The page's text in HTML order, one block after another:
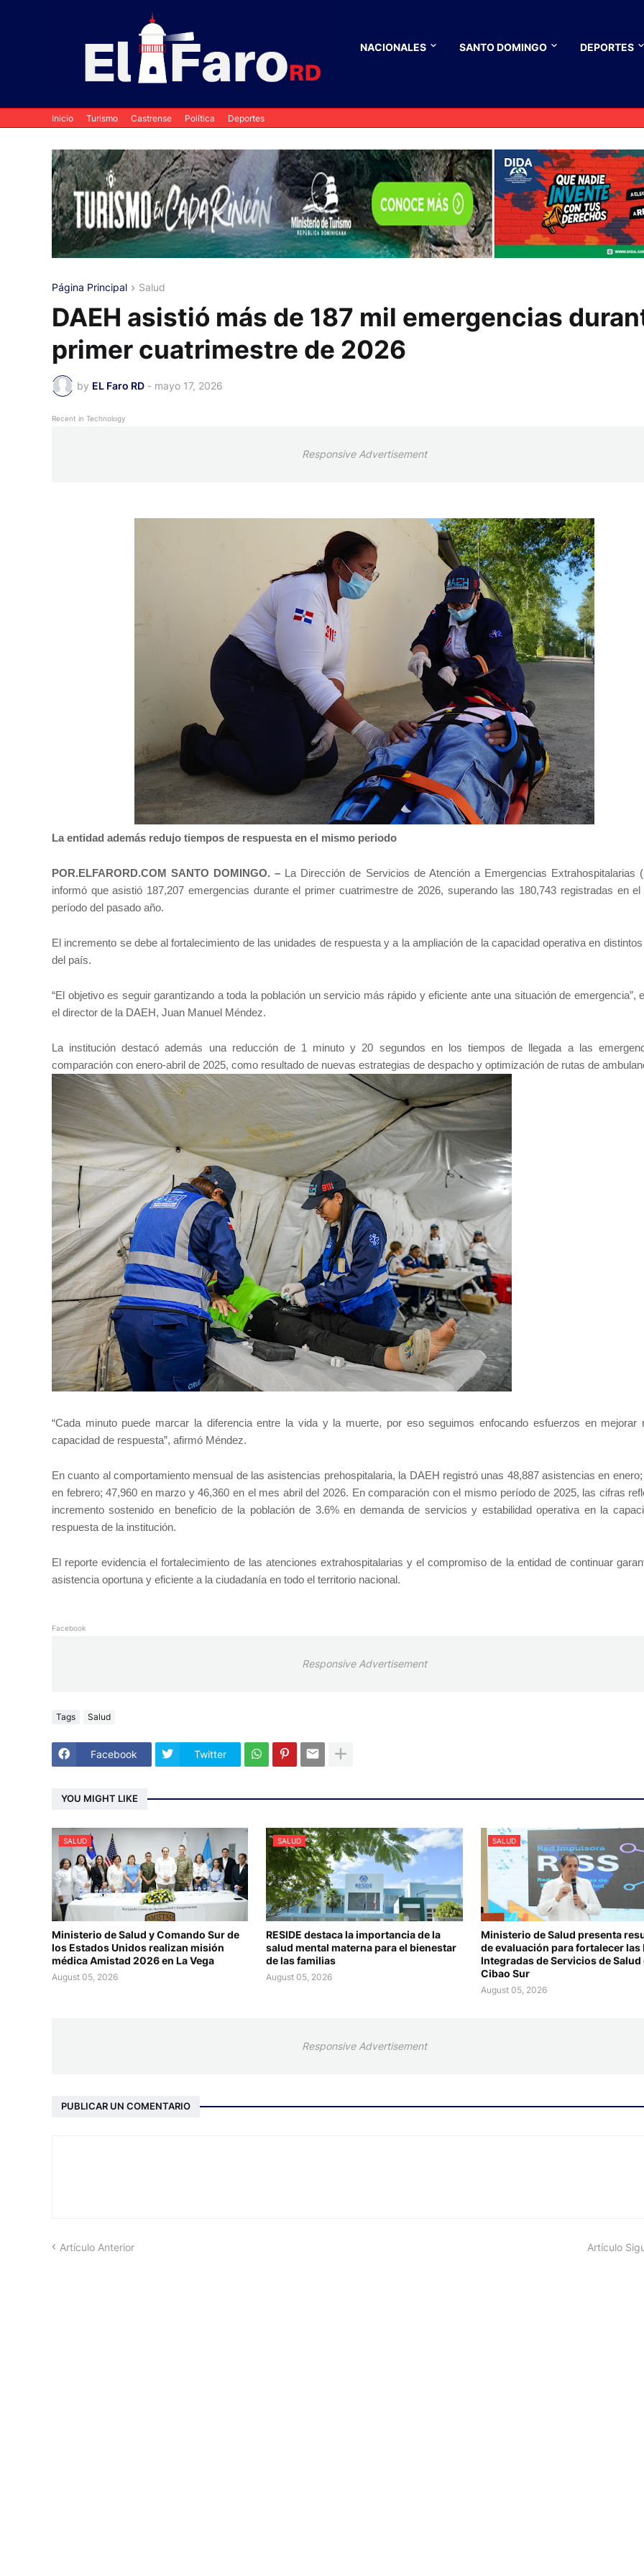
NACIONALES SANTO DOMINGO DEPORTES
Inicio Turismo Castrense Política Deportes
Página Principal Salud
DAEH asistió más de 187 mil emergencias
primer cuatrimestre de 2026
by EL Faro RD - mayo 17, 2026
Recent in Technology
Responsive Advertisement
La entidad además redujo tiempos de respuesta en el mismo periodo
POR.ELFARORD.COM SANTO DOMINGO. – La Dirección de Servicios de Atención a Emergencias Extrahospitalarias
informó que asistió 187,207 emergencias durante el primer cuatrimestre de 2026, superando las 180,743 registradas en
período del pasado año.
El incremento se debe al fortalecimiento de las unidades de respuesta y a la ampliación de la capacidad operativa en
del país.
“El objetivo es seguir garantizando a toda la población un servicio más rápido y eficiente ante una situación de emergencia”,
el director de la DAEH, Juan Manuel Méndez.
La institución destacó además una reducción de 1 minuto y 20 segundos en los tiempos de llegada a las
comparación con enero-abril de 2025, como resultado de nuevas estrategias de despacho y optimización de rutas de
“Cada minuto puede marcar la diferencia entre la vida y la muerte, por eso seguimos enfocando esfuerzos en mejorar
capacidad de respuesta”, afirmó Méndez.
En cuanto al comportamiento mensual de las asistencias prehospitalaria, la DAEH registró unas 48,887 asistencias en
en febrero; 47,960 en marzo y 46,360 en el mes abril del 2026. En comparación con el mismo período de 2025, las cifras
incremento sostenido en beneficio de la población de 3.6% en demanda de servicios y estabilidad operativa en la
respuesta de la institución.
El reporte evidencia el fortalecimiento de las atenciones extrahospitalarias y el compromiso de la entidad de continuar
asistencia oportuna y eficiente a la ciudadanía en todo el territorio nacional.
Facebook
Responsive Advertisement
Tags Salud
Facebook Twitter
YOU MIGHT LIKE
SALUD
Ministerio de Salud y Comando Sur de
los Estados Unidos realizan misión
médica Amistad 2026 en La Vega
August 05, 2026
SALUD
RESIDE destaca la importancia de la
salud mental materna para el bienestar
de las familias
August 05, 2026
SALUD
Ministerio de Salud presenta
de evaluación para fortalecer las
Integradas de Servicios de Salud
Cibao Sur
August 05, 2026
Responsive Advertisement
PUBLICAR UN COMENTARIO
Artículo Anterior Artículo